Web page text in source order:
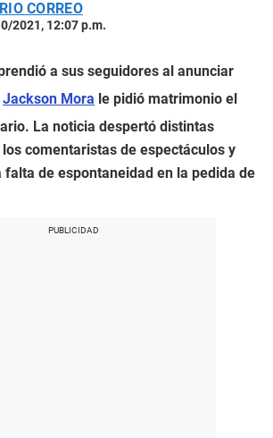
CORREO
2021, 12:07 p.m.
a sus seguidores al anunciar
Jackson Mora le pidió matrimonio el
La noticia despertó distintas
comentaristas de espectáculos y
de espontaneidad en la pedida de